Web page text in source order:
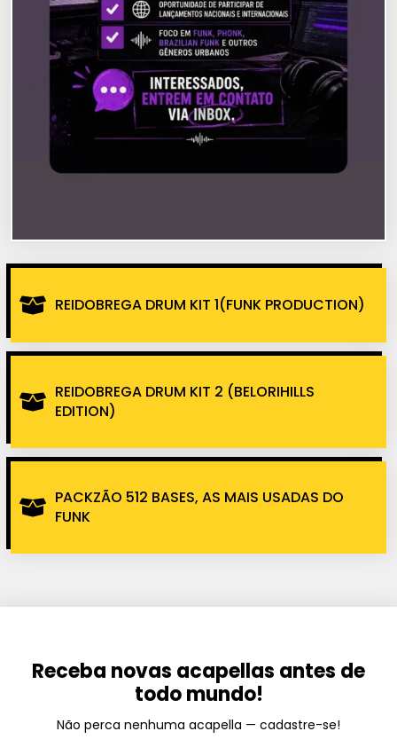
REIDOBREGA DRUM KIT 1(FUNK PRODUCTION)
REIDOBREGA DRUM KIT 2 (BELORIHILLS
EDITION)
PACKZÃO 512 BASES, AS MAIS USADAS DO
FUNK
Receba novas acapellas antes de
todo mundo!
Não perca nenhuma acapella — cadastre-se!